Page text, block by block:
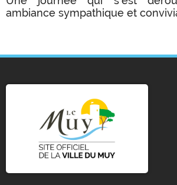
ambiance sympathique et